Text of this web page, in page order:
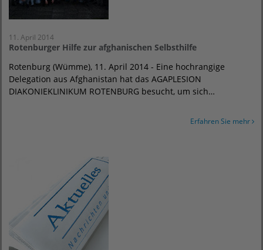
11. April 2014
Rotenburger Hilfe zur afghanischen Selbsthilfe
Rotenburg (Wümme), 11. April 2014 - Eine hochrangige
Delegation aus Afghanistan hat das AGAPLESION
DIAKONIEKLINIKUM ROTENBURG besucht, um sich…
Erfahren Sie mehr